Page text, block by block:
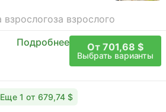
взрослогоза взрослого
Подробнее От 701,68 $
Выбрать варианты
Еще 1 от 679,74 $